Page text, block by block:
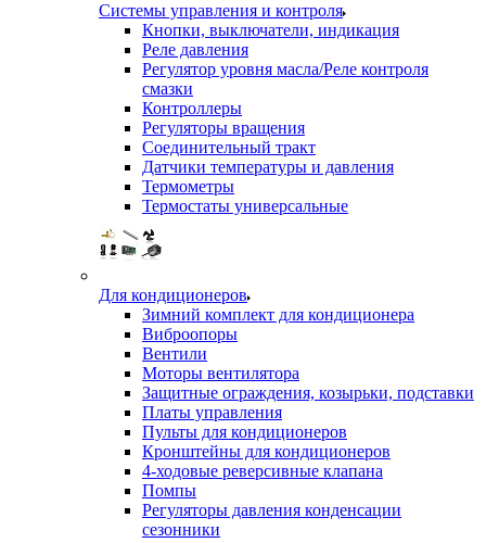
Системы управления и контроля
Кнопки, выключатели, индикация
Реле давления
Регулятор уровня масла/Реле контроля
смазки
Контроллеры
Регуляторы вращения
Соединительный тракт
Датчики температуры и давления
Термометры
Термостаты универсальные
Для кондиционеров
Зимний комплект для кондиционера
Виброопоры
Вентили
Моторы вентилятора
Защитные ограждения, козырьки, подставки
Платы управления
Пульты для кондиционеров
Кронштейны для кондиционеров
4-ходовые реверсивные клапана
Помпы
Регуляторы давления конденсации
сезонники